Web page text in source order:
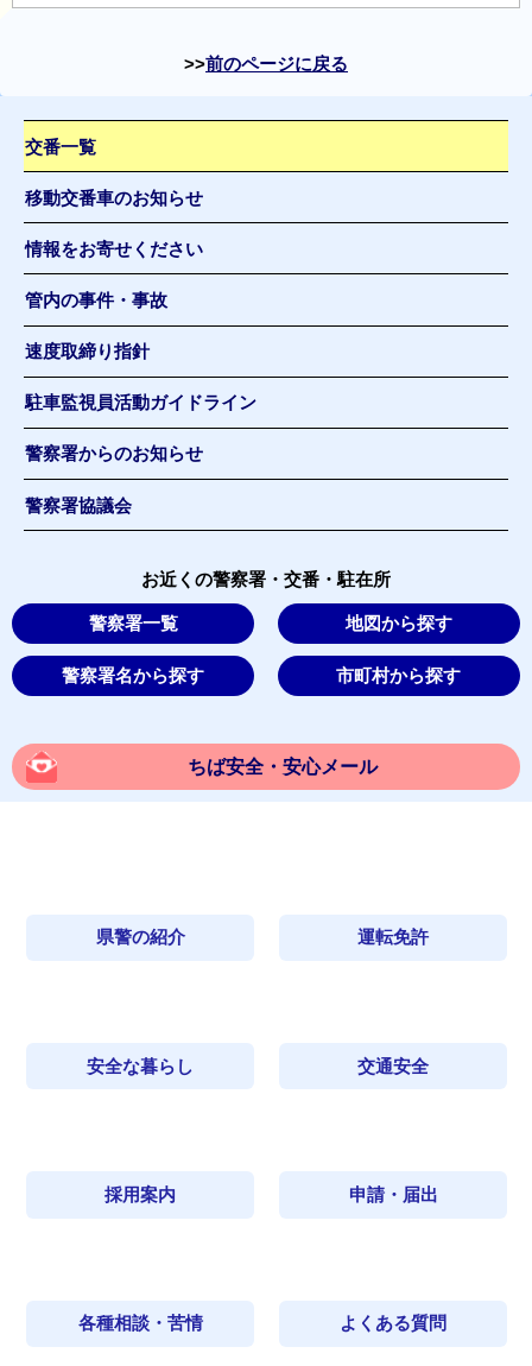
前のページに戻る
交番一覧
移動交番車のお知らせ
情報をお寄せください
管内の事件・事故
速度取締り指針
駐車監視員活動ガイドライン
警察署からのお知らせ
警察署協議会
お近くの警察署・交番・駐在所
警察署一覧 地図から探す
警察署名から探す 市町村から探す
ちば安全・安心メール
県警の紹介 運転免許
安全な暮らし 交通安全
採用案内 申請・届出
各種相談・苦情 よくある質問